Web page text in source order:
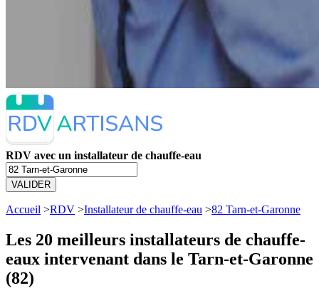
RDV avec un installateur de chauffe-eau
VALIDER
Accueil >RDV >Installateur de chauffe-eau >82 Tarn-et-Garonne
Les 20 meilleurs installateurs de chauffe-
eaux intervenant dans le Tarn-et-Garonne
(82)